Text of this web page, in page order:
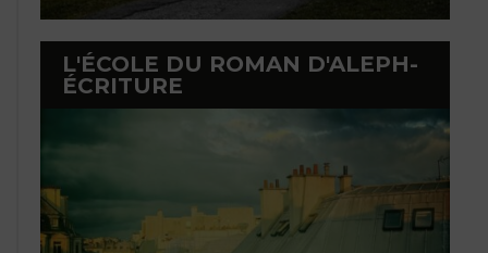
L'ÉCOLE DU ROMAN D'ALEPH-
ÉCRITURE